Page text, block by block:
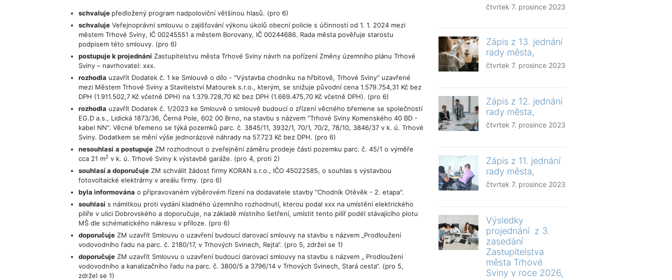
schvaluje předložený program nadpoloviční většinou hlasů. (pro 6)
schvaluje Veřejnoprávní smlouvu o zajišťování výkonu úkolů obecní policie s účinností od 1. 1. 2024 mezi
městem Trhové Sviny, IČ 00245551 a městem Borovany, IČ 00244686. Rada města pověřuje starostu
podpisem této smlouvy. (pro 6)
postupuje k projednání Zastupitelstvu města Trhové Sviny návrh na pořízení Změny územního plánu Trhové
Sviny – navrhovatel: xxx.
rozhodla uzavřít Dodatek č. 1 ke Smlouvě o dílo - "Výstavba chodníku na hřbitově, Trhové Sviny" uzavřené
mezi Městem Trhové Sviny a Stavitelství Matourek s.r.o., kterým, se snižuje původní cena 1.579.754,31 Kč bez
DPH (1.911.502,7 Kč včetně DPH) na 1.379.728,70 Kč bez DPH (1.669.475,70 Kč včetně DPH). (pro 6)
rozhodla uzavřít Dodatek č. 1/2023 ke Smlouvě o smlouvě budoucí o zřízení věcného břemene se společností
EG.D a.s., Lidická 1873/36, Černá Pole, 602 00 Brno, na stavbu s názvem "Trhové Sviny Komenského 40 BD -
kabel NN". Věcné břemeno se týká pozemků parc. č. 3845/11, 3932/1, 70/1, 70/2, 78/10, 3846/37 v k. ú. Trhové
Sviny. Dodatkem se mění výše jednorázové náhrady na 57.723 Kč bez DPH. (pro 6)
nesouhlasí a postupuje ZM rozhodnout o zveřejnění záměru prodeje části pozemku parc. č. 45/1 o výměře
cca 21 m2 v k. ú. Trhové Sviny k výstavbě garáže. (pro 4, proti 2)
souhlasí a doporučuje ZM schválit žádost firmy KORAN s.r.o., IČO 45022585, o souhlas s výstavbou
fotovoltaické elektrárny v areálu firmy. (pro 6)
byla informována o připravovaném výběrovém řízení na dodavatele stavby "Chodník Otěvěk - 2. etapa".
souhlasí s námitkou proti vydání kladného územního rozhodnutí, kterou podal xxx na umístění elektrického
pilíře v ulici Dobrovského a doporučuje, na základě místního šetření, umístit tento pilíř podél stávajícího plotu
MŠ dle schématického nákresu v příloze. (pro 6)
doporučuje ZM uzavřít Smlouvu o uzavření budoucí darovací smlouvy na stavbu s názvem „Prodloužení
vodovodního řadu na parc. č. 2180/17, v Trhových Svinech, Rejta“. (pro 5, zdržel se 1)
doporučuje ZM uzavřít Smlouvu o uzavření budoucí darovací smlouvy na stavbu s názvem „ Prodloužení
vodovodního a kanalizačního řadu na parc. č. 3800/5 a 3796/14 v Trhových Svinech, Stará cesta“. (pro 5,
zdržel se 1)
čtvrtek 7. prosince 2023
Zápis z 13. jednání
rady města,
čtvrtek 7. prosince 2023
Zápis z 12. jednání
rady města,
čtvrtek 7. prosince 2023
Zápis z 11. jednání
rady města,
čtvrtek 7. prosince 2023
Výsledky
projednání z 3.
zasedání
Zastupitelstva
města Trhové
Sviny v roce 2026,